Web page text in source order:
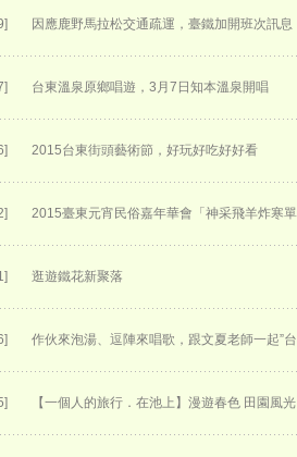
因應鹿野馬拉松交通疏運，臺鐵加開班次訊息
台東溫泉原鄉唱遊，3月7日知本溫泉開唱
2015台東街頭藝術節，好玩好吃好好看
2015臺東元宵民俗嘉年華會「神采飛羊炸寒
逛遊鐵花新聚落
作伙來泡湯、逗陣來唱歌，跟文夏老師一起”
【一個人的旅行．在池上】漫遊春色 田園風光